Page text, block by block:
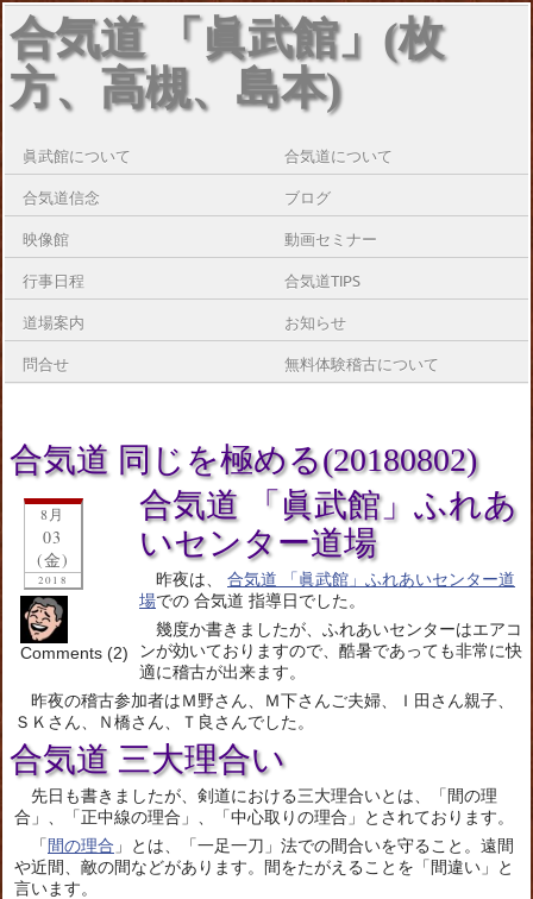
合気道 「眞武館」(枚
方、高槻、島本)
眞武館について 合気道について
合気道信念 ブログ
映像館 動画セミナー
行事日程 合気道TIPS
道場案内 お知らせ
問合せ 無料体験稽古について
合気道 同じを極める(20180802)
8月
03
(金)
2018
Comments (2)
合気道 「眞武館」ふれあ
いセンター道場
昨夜は、 合気道 「眞武館」ふれあいセンター道
場での 合気道 指導日でした。
幾度か書きましたが、ふれあいセンターはエアコ
ンが効いておりますので、酷暑であっても非常に快
適に稽古が出来ます。
昨夜の稽古参加者はＭ野さん、Ｍ下さんご夫婦、Ｉ田さん親子、
ＳＫさん、Ｎ橋さん、Ｔ良さんでした。
合気道 三大理合い
先日も書きましたが、剣道における三大理合いとは、「間の理
合」、「正中線の理合」、「中心取りの理合」とされております。
「 間の理合 」とは、「一足一刀」法での間合いを守ること。遠間
や近間、敵の間などがあります。間をたがえることを「間違い」と
言います。